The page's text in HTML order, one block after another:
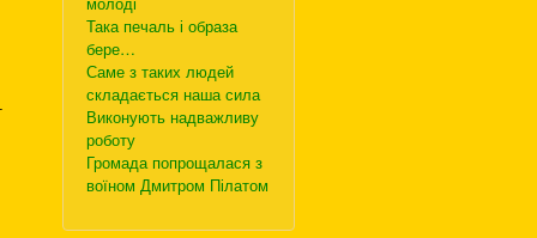
Така печаль і образа
бере…
Саме з таких людей
складається наша сила
Виконують надважливу
роботу
Громада попрощалася з
воїном Дмитром Пілатом